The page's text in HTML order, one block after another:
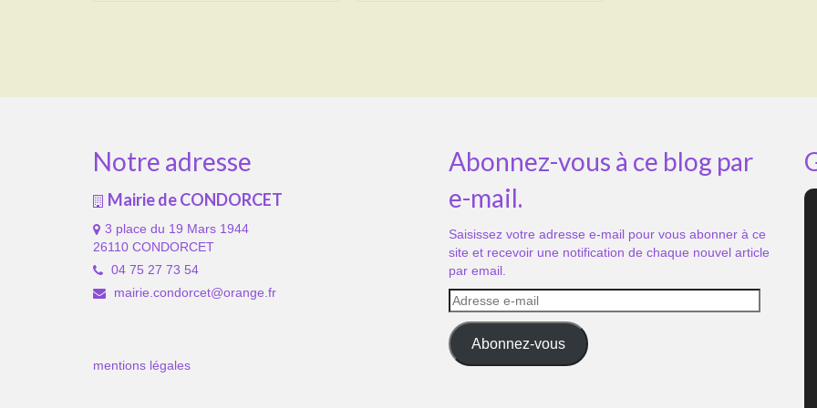
Notre adresse
Mairie de CONDORCET
3 place du 19 Mars 1944
26110 CONDORCET
04 75 27 73 54
mairie.condorcet@orange.fr
mentions légales
Abonnez-vous à ce blog par
e-mail.
Saisissez votre adresse e-mail pour vous abonner à ce
site et recevoir une notification de chaque nouvel article
par email.
Adresse
e-
mail
Abonnez-vous